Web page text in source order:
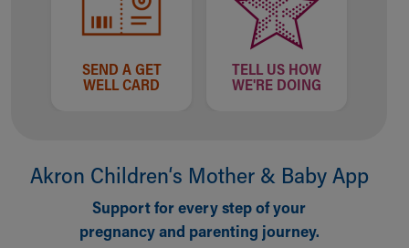
SEND A GET
WELL CARD
TELL US HOW
WE'RE DOING
Akron Children‘s Mother & Baby App
Support for every step of your
pregnancy and parenting journey.